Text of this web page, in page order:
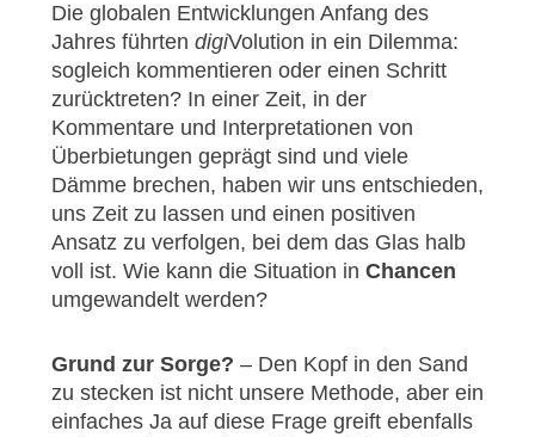
Die globalen Entwicklungen Anfang des
Jahres führten digiVolution in ein Dilemma:
sogleich kommentieren oder einen Schritt
zurücktreten? In einer Zeit, in der
Kommentare und Interpretationen von
Überbietungen geprägt sind und viele
Dämme brechen, haben wir uns entschieden,
uns Zeit zu lassen und einen positiven
Ansatz zu verfolgen, bei dem das Glas halb
voll ist. Wie kann die Situation in Chancen
umgewandelt werden?
Grund zur Sorge? – Den Kopf in den Sand
zu stecken ist nicht unsere Methode, aber ein
einfaches Ja auf diese Frage greift ebenfalls